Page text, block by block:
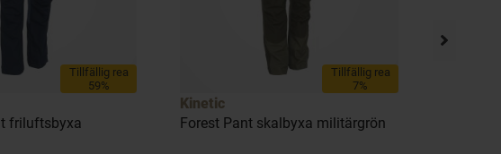
Tillfällig rea
59%
friluftsbyxa
Tillfällig rea
7%
Kinetic
Forest Pant skalbyxa militärgrön